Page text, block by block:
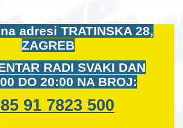
adresi TRATINSKA 28,
ZAGREB
RADI SVAKI DAN
DO 20:00 NA BROJ:
91 7823 500